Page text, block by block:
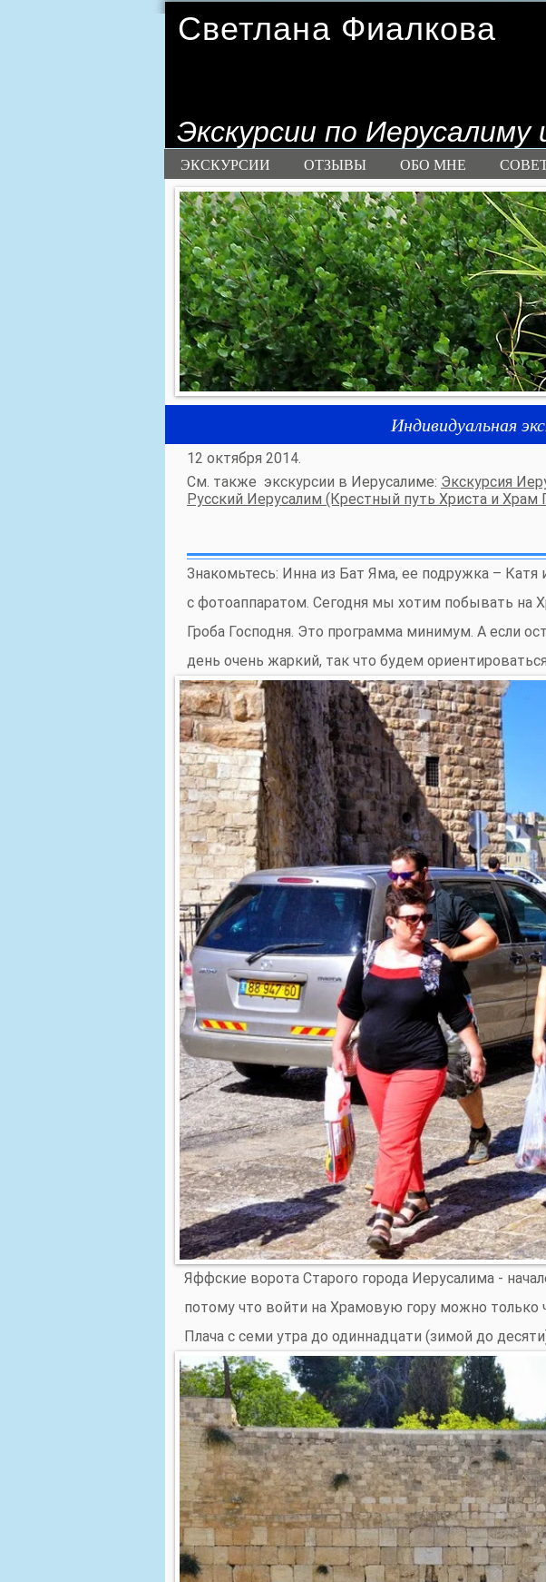
Светлана Фиалкова
Экскурсии по Иерусалиму
ЭКСКУРСИИ ОТЗЫВЫ ОБО МНЕ
Индивидуальная
12 октября 2014.
См. также экскурсии в Иерусалиме: Экскурсия
Русский Иерусалим (Крестный путь Христа и Храм
Знакомьтесь: Инна из Бат Яма, ее подружка –
с фотоаппаратом. Сегодня мы хотим побывать на
Гроба Господня. Это программа минимум. А если
день очень жаркий, так что будем
Яффские ворота Старого города Иерусалима -
потому что войти на Храмовую гору можно только
Плача с семи утра до одиннадцати (зимой до